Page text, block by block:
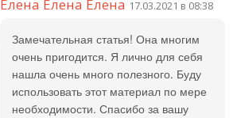
Елена Елена Елена 17.03.2021 в 08:38
Замечательная статья! Она многим
очень пригодится. Я лично для себя
нашла очень много полезного. Буду
использовать этот материал по мере
необходимости. Спасибо за вашу